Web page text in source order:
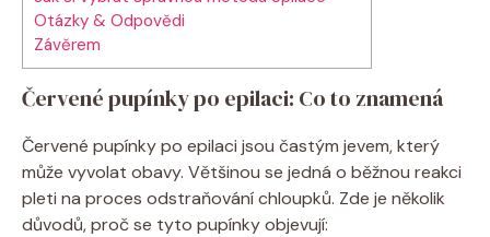
Otázky​ & Odpovědi
Závěrem
Červené pupínky po ⁣epilaci: Co to znamená
Červené pupínky⁢ po ⁢epilaci jsou častým jevem, který
může vyvolat ⁣obavy. Většinou se ⁢jedná ​o běžnou reakci⁢
pleti na ‍proces odstraňování​ chloupků. Zde je několik
důvodů, ⁣proč⁤ se tyto pupínky objevují: